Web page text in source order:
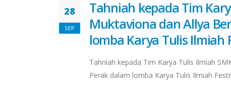
28
SEP
Tahniah kepada Tim
Muktaviona dan Allya
lomba Karya Tulis Ilmiah
Tahniah kepada Tim Karya Tulis Ilmiah
Perak dalam lomba Karya Tulis Ilmiah